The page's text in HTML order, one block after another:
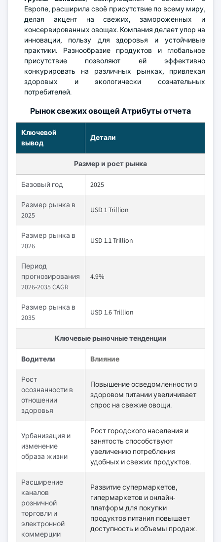
Европе, расширила своё присутствие по всему миру,
делая акцент на свежих, замороженных и
консервированных овощах. Компания делает упор на
инновации, пользу для здоровья и устойчивые
практики. Разнообразие продуктов и глобальное
присутствие позволяют ей эффективно
конкурировать на различных рынках, привлекая
здоровых и экологически сознательных
потребителей.
Рынок свежих овощей Атрибуты отчета
Ключевой
вывод
Детали
Размер и рост рынка
Базовый год 2025
Размер рынка в
2025
USD 1 Trillion
Размер рынка в
2026
USD 1.1 Trillion
Период
прогнозирования
2026-2035 CAGR
4.9%
Размер рынка в
2035
USD 1.6 Trillion
Ключевые рыночные тенденции
Водители Влияние
Рост
осознанности в
отношении
здоровья
Повышение осведомленности о
здоровом питании увеличивает
спрос на свежие овощи.
Урбанизация и
изменение
образа жизни
Рост городского населения и
занятость способствуют
увеличению потребления
удобных и свежих продуктов.
Расширение
каналов
розничной
торговли и
электронной
коммерции
Развитие супермаркетов,
гипермаркетов и онлайн-
платформ для покупки
продуктов питания повышает
доступность и объемы продаж.